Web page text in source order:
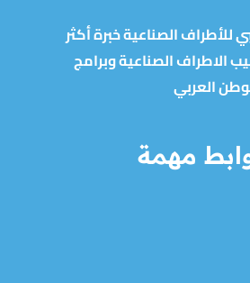
للأطراف الصناعية خبرة أكثر
الاطراف الصناعية وبرامج
العربي
مهمة